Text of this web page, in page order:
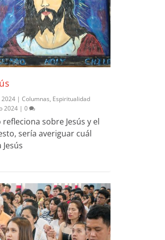
2024| Columnas, Espiritualidad
2024| 0
sobre Jesús y el
sería averiguar cuál